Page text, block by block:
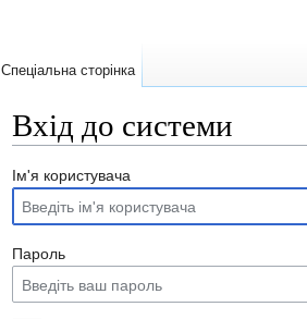
Вхід до системи
Ім'я користувача
Пароль
Спеціальна сторінка